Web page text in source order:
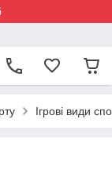
Ігрові види